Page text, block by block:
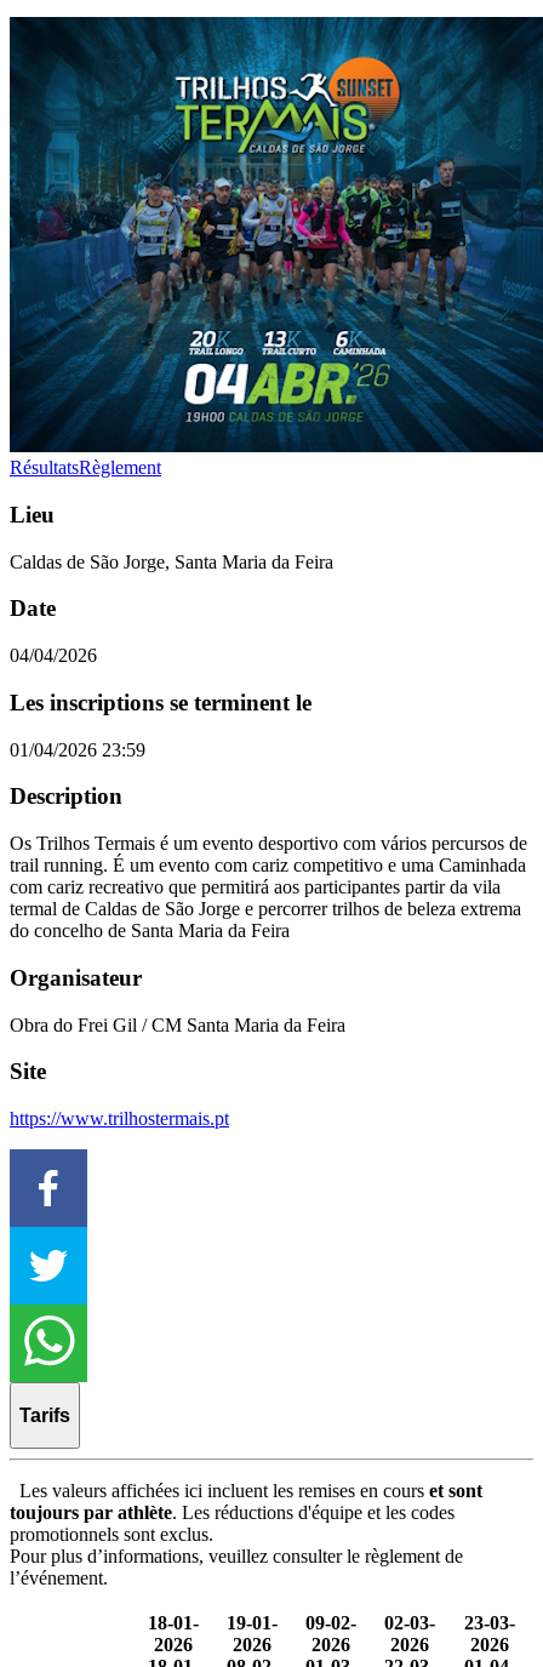
RésultatsRèglement
Lieu
Caldas de São Jorge, Santa Maria da Feira
Date
04/04/2026
Les inscriptions se terminent le
01/04/2026 23:59
Description
Os Trilhos Termais é um evento desportivo com vários percursos de
trail running. É um evento com cariz competitivo e uma Caminhada
com cariz recreativo que permitirá aos participantes partir da vila
termal de Caldas de São Jorge e percorrer trilhos de beleza extrema
do concelho de Santa Maria da Feira
Organisateur
Obra do Frei Gil / CM Santa Maria da Feira
Site
https://www.trilhostermais.pt
Tarifs
Les valeurs affichées ici incluent les remises en cours et sont
toujours par athlète. Les réductions d'équipe et les codes
promotionnels sont exclus.
Pour plus d’informations, veuillez consulter le règlement de
l’événement.
18-01-
2026
19-01-
2026
09-02-
2026
02-03-
2026
23-03-
2026